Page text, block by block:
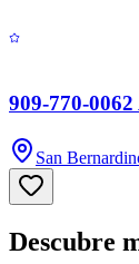
909-770-
San
Descubre